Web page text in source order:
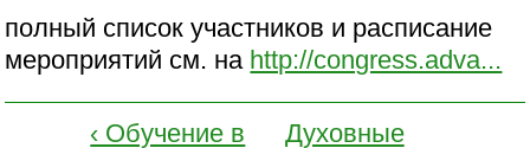
полный список участников и расписание
мероприятий см. на http://congress.adva...
‹ Обучение в
Духовные